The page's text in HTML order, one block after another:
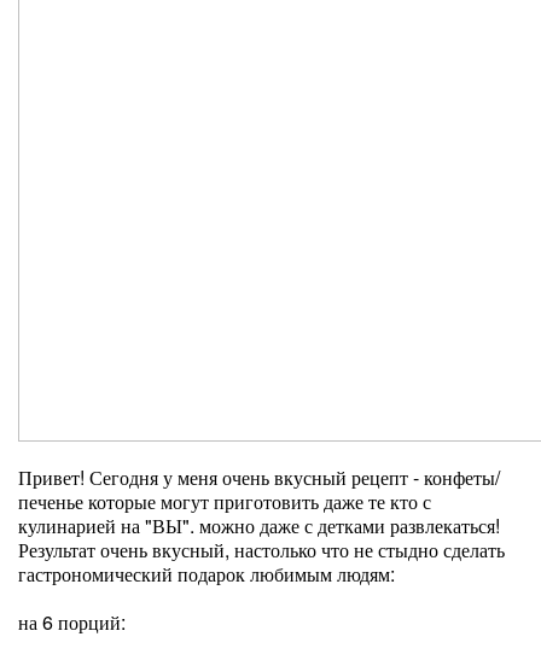
Привет! Сегодня у меня очень вкусный рецепт - конфеты/
печенье которые могут приготовить даже те кто с
кулинарией на "ВЫ". можно даже с детками развлекаться!
Результат очень вкусный, настолько что не стыдно сделать
гастрономический подарок любимым людям:
на 6 порций: